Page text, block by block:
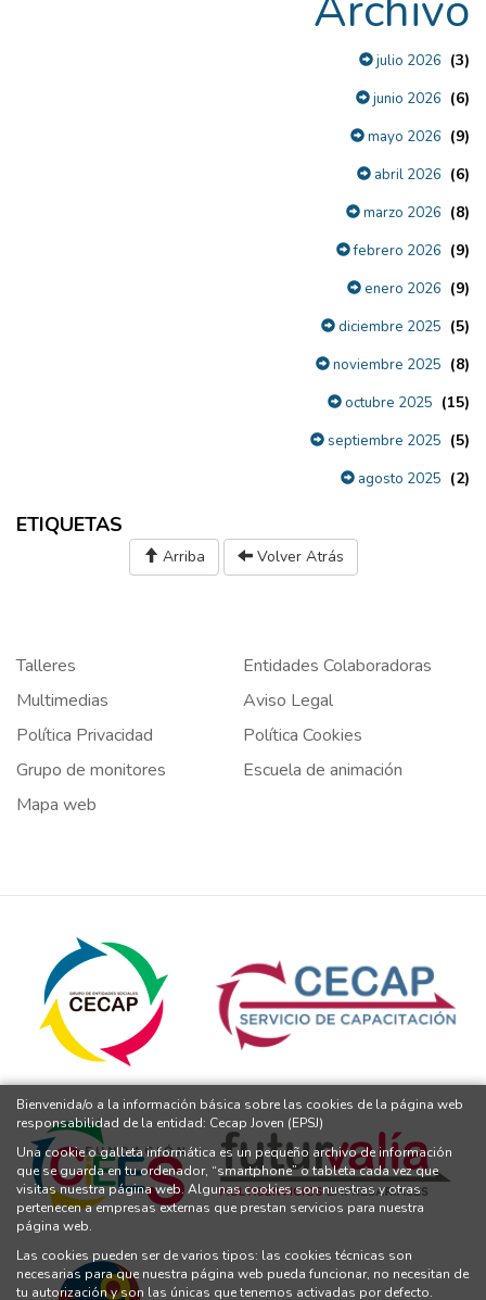
julio 2026 (3)
junio 2026 (6)
mayo 2026 (9)
abril 2026 (6)
marzo 2026 (8)
febrero 2026 (9)
enero 2026 (9)
diciembre 2025 (5)
noviembre 2025 (8)
octubre 2025 (15)
septiembre 2025 (5)
agosto 2025 (2)
ETIQUETAS
Arriba Volver Atrás
Talleres
Entidades Colaboradoras
Multimedias
Aviso Legal
Política Privacidad
Política Cookies
Grupo de monitores
Escuela de animación
Mapa web
Bienvenida/o a la información básica sobre las cookies de la página web
responsabilidad de la entidad: Cecap Joven (EPSJ)
Una cookie o galleta informática es un pequeño archivo de información
que se guarda en tu ordenador, “smartphone” o tableta cada vez que
visitas nuestra página web. Algunas cookies son nuestras y otras
pertenecen a empresas externas que prestan servicios para nuestra
página web.
Las cookies pueden ser de varios tipos: las cookies técnicas son
necesarias para que nuestra página web pueda funcionar, no necesitan de
tu autorización y son las únicas que tenemos activadas por defecto.